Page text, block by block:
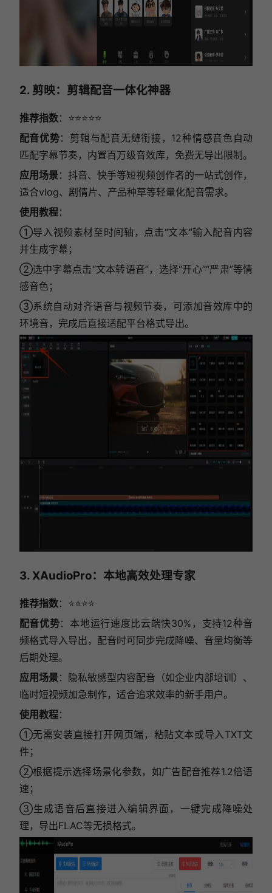
2. 剪映：剪辑配音一体化神器
推荐指数：⭐⭐⭐⭐⭐
配音优势：剪辑与配音无缝衔接，12种情感音色自动
匹配字幕节奏，内置百万级音效库，免费无导出限制。
应用场景：抖音、快手等短视频创作者的一站式创作，
适合vlog、剧情片、产品种草等轻量化配音需求。
使用教程：
①导入视频素材至时间轴，点击“文本”输入配音内容
并生成字幕；
②选中字幕点击“文本转语音”，选择“开心”“严肃”等情
感音色；
③系统自动对齐语音与视频节奏，可添加音效库中的
环境音，完成后直接适配平台格式导出。
3. XAudioPro：本地高效处理专家
推荐指数：⭐⭐⭐⭐
配音优势：本地运行速度比云端快30%，支持12种音
频格式导入导出，配音时可同步完成降噪、音量均衡等
后期处理。
应用场景：隐私敏感型内容配音（如企业内部培训）、
临时短视频加急制作，适合追求效率的新手用户。
使用教程：
①无需安装直接打开网页端，粘贴文本或导入TXT文
件；
②根据提示选择场景化参数，如广告配音推荐1.2倍语
速；
③生成语音后直接进入编辑界面，一键完成降噪处
理，导出FLAC等无损格式。